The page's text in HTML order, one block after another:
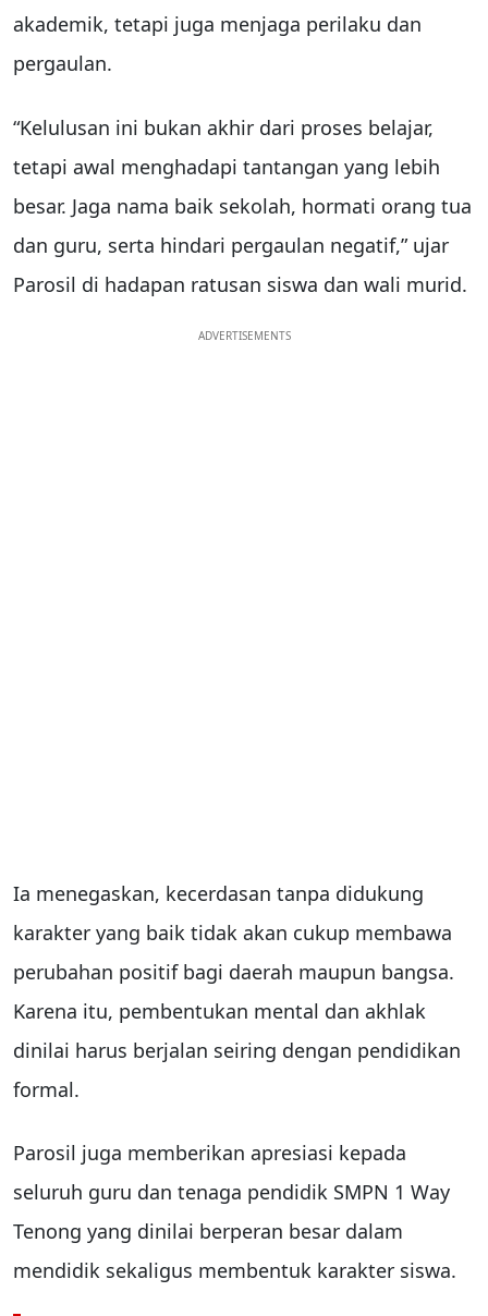
akademik, tetapi juga menjaga perilaku dan
pergaulan.
“Kelulusan ini bukan akhir dari proses belajar,
tetapi awal menghadapi tantangan yang lebih
besar. Jaga nama baik sekolah, hormati orang tua
dan guru, serta hindari pergaulan negatif,” ujar
Parosil di hadapan ratusan siswa dan wali murid.
ADVERTISEMENTS
Ia menegaskan, kecerdasan tanpa didukung
karakter yang baik tidak akan cukup membawa
perubahan positif bagi daerah maupun bangsa.
Karena itu, pembentukan mental dan akhlak
dinilai harus berjalan seiring dengan pendidikan
formal.
Parosil juga memberikan apresiasi kepada
seluruh guru dan tenaga pendidik SMPN 1 Way
Tenong yang dinilai berperan besar dalam
mendidik sekaligus membentuk karakter siswa.